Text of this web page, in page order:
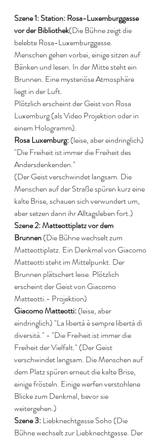
Szene 1: Station: Rosa-Luxemburggasse
vor der Bibliothek(Die Bühne zeigt die
belebte Rosa-Luxemburggasse.
Menschen gehen vorbei, einige sitzen auf
Bänken und lesen. In der Mitte steht ein
Brunnen. Eine mysteriöse Atmosphäre
liegt in der Luft.
Plötzlich erscheint der Geist von Rosa
Luxemburg (als Video Projektion oder in
einem Hologramm).
Rosa Luxemburg: (leise, aber eindringlich)
"Die Freiheit ist immer die Freiheit des
Andersdenkenden."
(Der Geist verschwindet langsam. Die
Menschen auf der Straße spüren kurz eine
kalte Brise, schauen sich verwundert um,
aber setzen dann ihr Alltagsleben fort.)
Szene 2: Matteottiplatz vor dem
Brunnen (Die Bühne wechselt zum
Matteottiplatz. Ein Denkmal von Giacomo
Matteotti steht im Mittelpunkt. Der
Brunnen plätschert leise. Plötzlich
erscheint der Geist von Giacomo
Matteotti.- Projektion)
Giacomo Matteotti: (leise, aber
eindringlich) "La libertà è sempre libertà di
diversità." - "Die Freiheit ist immer die
Freiheit der Vielfalt." (Der Geist
verschwindet langsam. Die Menschen auf
dem Platz spüren erneut die kalte Brise,
einige frösteln. Einige werfen verstohlene
Blicke zum Denkmal, bevor sie
weitergehen.)
Szene 3: Liebknechtgasse Soho (Die
Bühne wechselt zur Liebknechtgasse. Der